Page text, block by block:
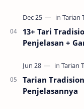
13+ Tari
Penjelasan +
Tarian
Penjelasannya